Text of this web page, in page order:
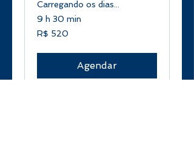
Carregando os dias...
9 h 30 min
520
Reais
R$ 520
Agendar